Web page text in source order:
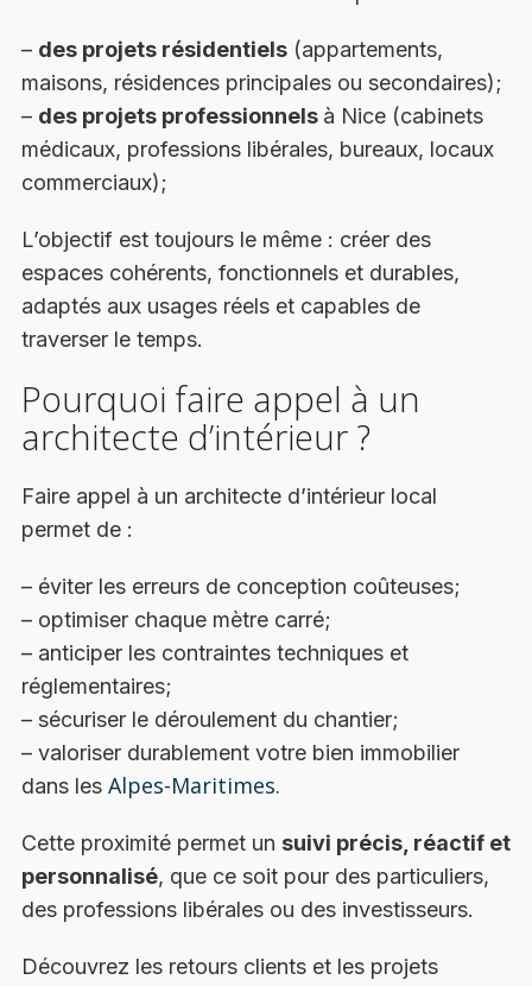
– des projets résidentiels (appartements,
maisons, résidences principales ou secondaires);
– des projets professionnels à Nice (cabinets
médicaux, professions libérales, bureaux, locaux
commerciaux);
L’objectif est toujours le même : créer des
espaces cohérents, fonctionnels et durables,
adaptés aux usages réels et capables de
traverser le temps.
Pourquoi faire appel à un
architecte d’intérieur ?
Faire appel à un architecte d’intérieur local
permet de :
– éviter les erreurs de conception coûteuses;
– optimiser chaque mètre carré;
– anticiper les contraintes techniques et
réglementaires;
– sécuriser le déroulement du chantier;
– valoriser durablement votre bien immobilier
dans les Alpes-Maritimes.
Cette proximité permet un suivi précis, réactif et
personnalisé, que ce soit pour des particuliers,
des professions libérales ou des investisseurs.
Découvrez les retours clients et les projets